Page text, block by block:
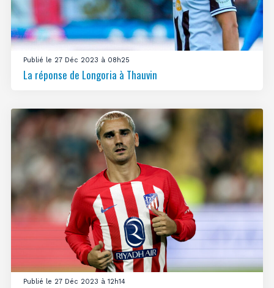
Publié le 27 Déc 2023 à 08h25
La réponse de Longoria à Thauvin
Publié le 27 Déc 2023 à 12h14